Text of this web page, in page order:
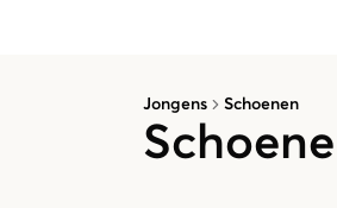
Jongens Schoenen